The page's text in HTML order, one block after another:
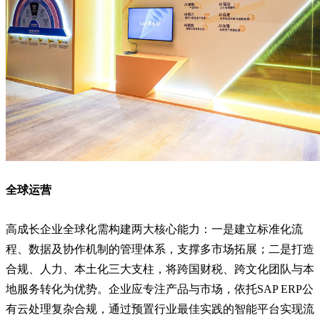
全球运营
高成长企业全球化需构建两大核心能力：一是建立标准化流
程、数据及协作机制的管理体系，支撑多市场拓展；二是打造
合规、人力、本土化三大支柱，将跨国财税、跨文化团队与本
地服务转化为优势。企业应专注产品与市场，依托SAP ERP公
有云处理复杂合规，通过预置行业最佳实践的智能平台实现流